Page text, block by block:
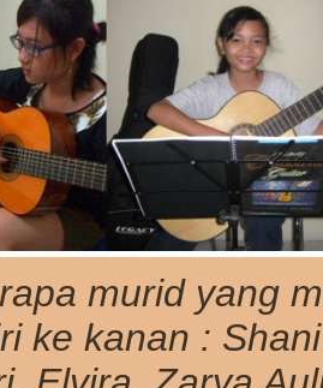
murid yang
ke kanan :